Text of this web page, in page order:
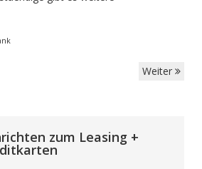
Weiter
zum Leasing +